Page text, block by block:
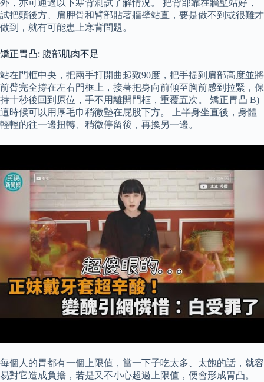
外，亦可通過以下寒背測試了解情況。 把背部靠在牆壁站好，
試把頭後方、肩胛骨和臂部貼著牆壁站直，要是做不到或很難才
做到，就有可能患上寒背問題。
矯正胃凸: 腹部肌肉不足
站在門框中央，把兩手打開曲起致90度，把手提到肩部高度並將
前臂完全撐在左右門框上，接著把身向前傾至胸前感到拉緊，保
持十秒後回到原位，手不用離開門框，重覆五次。 矯正胃凸 B)
這時候可以用厚毛巾稍微墊在屁股下方。 上半身坐直後，身體
輕輕的往一邊扭轉、稍微停留後，再換另一邊。
每個人的胃都有一個上限值，當一下子吃太多、太飽的話，就容
易對它造成負擔，若是又不小心超過上限值，便會形成胃凸。